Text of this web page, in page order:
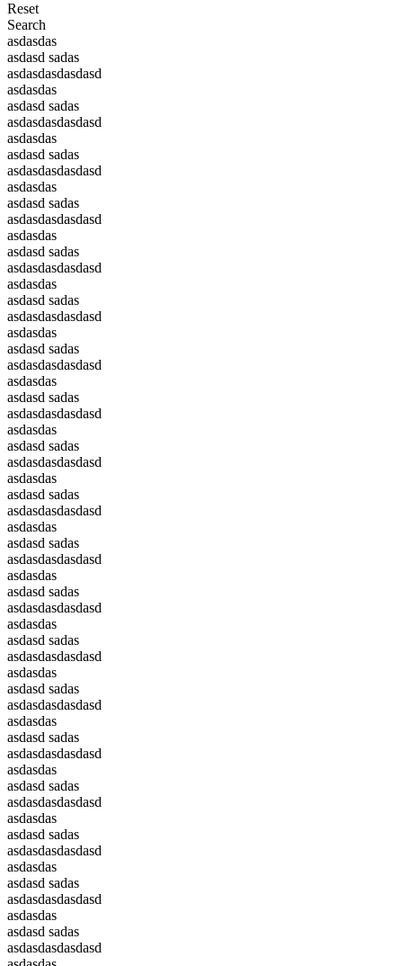
Reset
Search
asdasdas
asdasd sadas
asdasdasdasdasd
asdasdas
asdasd sadas
asdasdasdasdasd
asdasdas
asdasd sadas
asdasdasdasdasd
asdasdas
asdasd sadas
asdasdasdasdasd
asdasdas
asdasd sadas
asdasdasdasdasd
asdasdas
asdasd sadas
asdasdasdasdasd
asdasdas
asdasd sadas
asdasdasdasdasd
asdasdas
asdasd sadas
asdasdasdasdasd
asdasdas
asdasd sadas
asdasdasdasdasd
asdasdas
asdasd sadas
asdasdasdasdasd
asdasdas
asdasd sadas
asdasdasdasdasd
asdasdas
asdasd sadas
asdasdasdasdasd
asdasdas
asdasd sadas
asdasdasdasdasd
asdasdas
asdasd sadas
asdasdasdasdasd
asdasdas
asdasd sadas
asdasdasdasdasd
asdasdas
asdasd sadas
asdasdasdasdasd
asdasdas
asdasd sadas
asdasdasdasdasd
asdasdas
asdasd sadas
asdasdasdasdasd
asdasdas
asdasd sadas
asdasdasdasdasd